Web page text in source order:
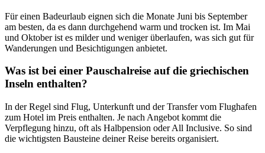
Für einen Badeurlaub eignen sich die Monate Juni bis September
am besten, da es dann durchgehend warm und trocken ist. Im Mai
und Oktober ist es milder und weniger überlaufen, was sich gut für
Wanderungen und Besichtigungen anbietet.
Was ist bei einer Pauschalreise auf die griechischen
Inseln enthalten?
In der Regel sind Flug, Unterkunft und der Transfer vom Flughafen
zum Hotel im Preis enthalten. Je nach Angebot kommt die
Verpflegung hinzu, oft als Halbpension oder All Inclusive. So sind
die wichtigsten Bausteine deiner Reise bereits organisiert.